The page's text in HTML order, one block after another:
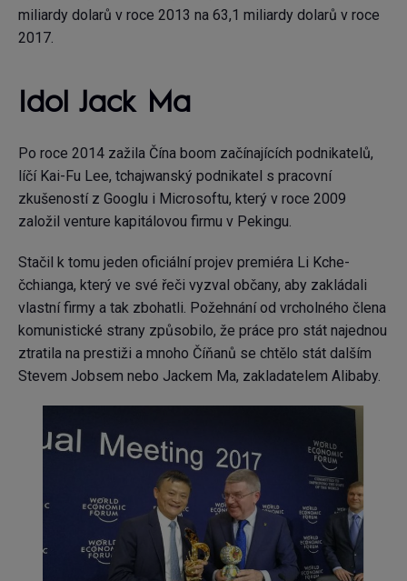
miliardy dolarů v roce 2013 na 63,1 miliardy dolarů v roce
2017.
Idol Jack Ma
Po roce 2014 zažila Čína boom začínajících podnikatelů,
líčí Kai-Fu Lee, tchajwanský podnikatel s pracovní
zkušeností z Googlu i Microsoftu, který v roce 2009
založil venture kapitálovou firmu v Pekingu.
Stačil k tomu jeden oficiální projev premiéra Li Kche-
čchianga, který ve své řeči vyzval občany, aby zakládali
vlastní firmy a tak zbohatli. Požehnání od vrcholného člena
komunistické strany způsobilo, že práce pro stát najednou
ztratila na prestiži a mnoho Číňanů se chtělo stát dalším
Stevem Jobsem nebo Jackem Ma, zakladatelem Alibaby.